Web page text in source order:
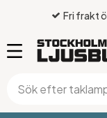
Fri frakt